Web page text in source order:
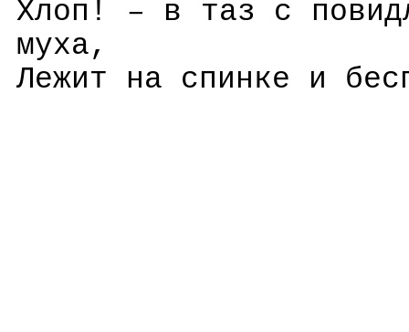
Хлоп! – в таз с
муха,
Лежит на спинке и